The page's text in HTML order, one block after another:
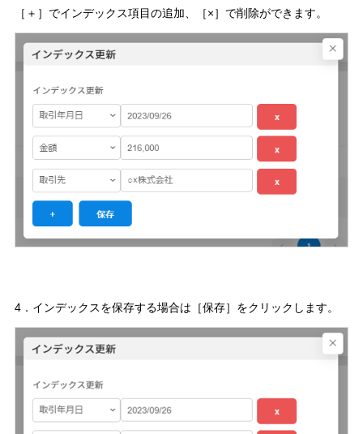
［＋］でインデックス項目の追加、［×］で削除ができます。
4．インデックスを保存する場合は［保存］をクリックします。